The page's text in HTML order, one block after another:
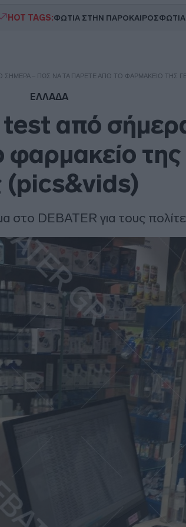
HOT TAGS:ΦΩΤΙΑ ΣΤΗΝ ΠΑΡΟΚΑΙΡΟΣΦΩΤΙΑ
ΣΉΜΕΡΑ – ΠΏΣ ΝΑ ΤΑ ΠΆΡΕΤΕ ΑΠΌ ΤΟ ΦΑΡΜΑΚΕΊΟ ΤΗΣ
ΕΛΛΑΔΑ
από
της
(pics&vids)
στο DEBATER για τους